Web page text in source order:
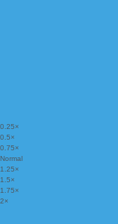
0.25×
0.5×
0.75×
Normal
1.25×
1.5×
1.75×
2×